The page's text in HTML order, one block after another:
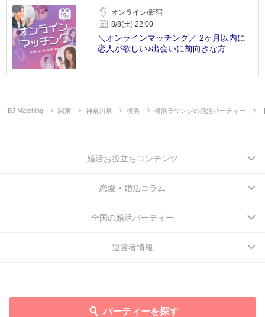
オンライン/新宿
8/8(土) 22:00
＼オンラインマッチング／ 2ヶ月以内に
恋人が欲しい♪出会いに前向きな方
IBJ Matching 関東 神奈川県 横浜 横浜ラウンジの婚活パーティー
パーティーを探す
婚活お役立ちコンテンツ
恋愛・婚活コラム
全国の婚活パーティー
運営者情報